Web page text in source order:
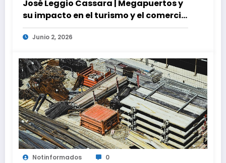
José Leggio Cassara | Megapuertos y
su impacto en el turismo y el comercio
global
Junio 2, 2026
Notinformados 0